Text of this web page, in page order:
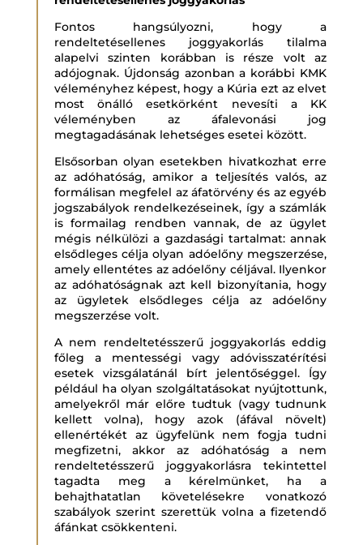
Fontos hangsúlyozni, hogy a
rendeltetésellenes joggyakorlás tilalma
alapelvi szinten korábban is része volt az
adójognak. Újdonság azonban a korábbi KMK
véleményhez képest, hogy a Kúria ezt az elvet
most önálló esetkörként nevesíti a KK
véleményben az áfalevonási jog
megtagadásának lehetséges esetei között.
Elsősorban olyan esetekben hivatkozhat erre
az adóhatóság, amikor a teljesítés valós, az
formálisan megfelel az áfatörvény és az egyéb
jogszabályok rendelkezéseinek, így a számlák
is formailag rendben vannak, de az ügylet
mégis nélkülözi a gazdasági tartalmat: annak
elsődleges célja olyan adóelőny megszerzése,
amely ellentétes az adóelőny céljával. Ilyenkor
az adóhatóságnak azt kell bizonyítania, hogy
az ügyletek elsődleges célja az adóelőny
megszerzése volt.
A nem rendeltetésszerű joggyakorlás eddig
főleg a mentességi vagy adóvisszatérítési
esetek vizsgálatánál bírt jelentőséggel. Így
például ha olyan szolgáltatásokat nyújtottunk,
amelyekről már előre tudtuk (vagy tudnunk
kellett volna), hogy azok (áfával növelt)
ellenértékét az ügyfelünk nem fogja tudni
megfizetni, akkor az adóhatóság a nem
rendeltetésszerű joggyakorlásra tekintettel
tagadta meg a kérelmünket, ha a
behajthatatlan követelésekre vonatkozó
szabályok szerint szerettük volna a fizetendő
áfánkat csökkenteni.